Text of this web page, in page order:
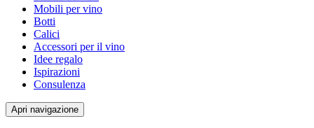
Mobili per vino
Botti
Calici
Accessori per il vino
Idee regalo
Ispirazioni
Consulenza
Apri navigazione